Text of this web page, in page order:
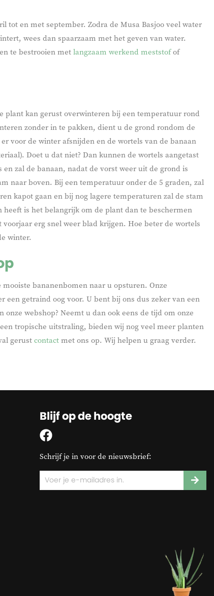
tot en met september. Zodra de Musa Basjoo veel water
wees dan spaarzaam met het geven van water.
te bestrooien metlangzaam werkend meststofof
plant kan gerust overwinteren bij een temperatuur rond
zonder in te pakken, dient u de grond rondom de
voor de winter afsnijden en de wortels van de banaan
Doet u dat niet? Dan kunnen de wortels aangetast
zal de banaan, nadat de vorst weer uit de grond is
naar boven. Bij een temperatuur onder de 5 graden, zal
kapot gaan en bij nog lagere temperaturen zal de stam
is het belangrijk om de plant dan te beschermen
erg snel weer blad krijgen. Hoe beter de wortels
winter.
bananenbomen naar u opsturen. Onze
getraind oog voor. U bent bij ons dus zeker van een
webshop? Neemt u dan ook eens de tijd om onze
tropische uitstraling, bieden wij nog veel meer planten
gerustcontactmet ons op. Wij helpen u graag verder.
Blijf op de hoogte
Schrijf je in voor de nieuwsbrief: